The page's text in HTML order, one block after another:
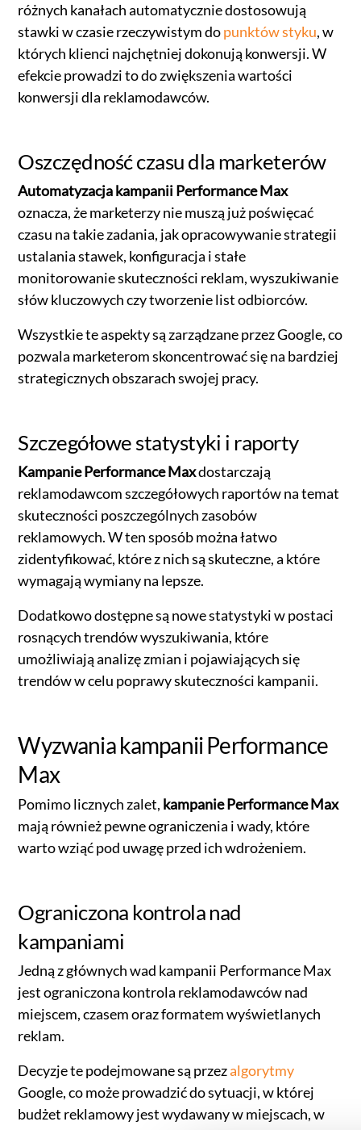
różnych kanałach automatycznie dostosowują
stawki w czasie rzeczywistym dopunktów styku, w
których klienci najchętniej dokonują konwersji. W
efekcie prowadzi to do zwiększenia wartości
konwersji dla reklamodawców.
Oszczędność czasu dla marketerów
Automatyzacja kampanii Performance Max
oznacza, że marketerzy nie muszą już poświęcać
czasu na takie zadania, jak opracowywanie strategii
ustalania stawek, konfiguracja i stałe
monitorowanie skuteczności reklam, wyszukiwanie
słów kluczowych czy tworzenie list odbiorców.
Wszystkie te aspekty są zarządzane przez Google, co
pozwala marketerom skoncentrować się na bardziej
strategicznych obszarach swojej pracy.
Szczegółowe statystyki i raporty
Kampanie Performance Maxdostarczają
reklamodawcom szczegółowych raportów na temat
skuteczności poszczególnych zasobów
reklamowych. W ten sposób można łatwo
zidentyfikować, które z nich są skuteczne, a które
wymagają wymiany na lepsze.
Dodatkowo dostępne są nowe statystyki w postaci
rosnących trendów wyszukiwania, które
umożliwiają analizę zmian i pojawiających się
trendów w celu poprawy skuteczności kampanii.
Wyzwania kampanii Performance
Max
Pomimo licznych zalet, kampanie Performance Max
mają również pewne ograniczenia i wady, które
warto wziąć pod uwagę przed ich wdrożeniem.
Ograniczona kontrola nad
kampaniami
Jedną z głównych wad kampanii Performance Max
jest ograniczona kontrola reklamodawców nad
miejscem, czasem oraz formatem wyświetlanych
reklam.
Decyzje te podejmowane są przezalgorytmy
Google, co może prowadzić do sytuacji, w której
budżet reklamowy jest wydawany w miejscach, w